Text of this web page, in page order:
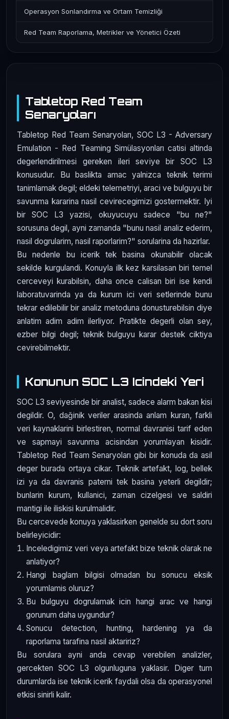
Tabletop Red Team
Senaryoları
Tabletop Red Team Senaryoları, SOC L3 - Adversary
Emulation - Red Teaming Simülasyonları catisi altinda
degerlendirilmesi gereken ileri seviye bir SOC L3
konusudur. Bu baslikta amac yalnizca teknik terimi
tanimlamak degil; eldeki telemetriyi, araci ve bulguyu bir
savunma kararina nasil cevirecegimizi gostermektir. Iyi
bir SOC L3 yazisi, okuyucuyu sadece "bu ne?"
sorusuna degil, ayni zamanda "bunu nasil analiz ederim,
nasil dogrularim, nasil raporlarim?" sorularina da hazirlar.
Bu nedenle bu icerik tek basina okunabilir olacak
sekilde kurgulandi. Konuyla ilk kez karsilasan biri temel
cerceveyi kurabilsin, daha once calisan biri ise kendi
laboratuvarinda ya da kurum ici veri setlerinde bunu
tekrar edilebilir bir analiz metoduna donusturebilsin diye
anlatim adim adim ilerliyor. Pratikte degerli olan sey,
ezber bilgi degil; teknik bulguyu karar destek ciktiya
cevirebilmektir.
Konunun SOC L3 Icindeki Yeri
SOC L3 seviyesinde bir analist, sadece alarm bakan kisi
degildir. O, dağinik veriler arasinda anlam kuran, farkli
veri kaynaklarini birlestiren, normal davranisi tarif eden
ve sapmayi savunma acisindan yorumlayan kisidir.
Tabletop Red Team Senaryoları gibi bir konuda da asil
deger burada ortaya cikar. Teknik artefakt, log, bellek
izi ya da davranis paterni tek basina yeterli degildir;
bunlarin kurum, kullanici, zaman cizelgesi ve saldiri
mantigi ile iliskisi kurulmalidir.
Bu cercevede konuya yaklasirken genelde su dort soru
belirleyicidir:
Inceledigimiz veri veya artefakt bize teknik olarak ne
anlatiyor?
Hangi baglam bilgisi olmadan bu sonucu eksik
yorumlamis oluruz?
Bu bulguyu dogrulamak icin hangi arac ve hangi
gorunum daha uygundur?
Sonucu detection, hunting, hardening ya da
raporlama tarafina nasil aktaririz?
Bu sorulara ayni anda cevap verebilen analizler,
gercekten SOC L3 olgunluguna yaklasir. Diger tum
durumlarda ise teknik icerik faydali olsa da operasyonel
etkisi sinirli kalir.
Operasyon Sonlandırma ve Ortam Temizliği
Red Team Raporlama, Metrikler ve Yönetici Özeti